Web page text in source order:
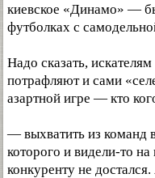
киевское «Динамо» —
футболках с
Надо сказать,
потрафляют и сами
азартной игре — кто
— выхватить из команд
которого и видели-то
конкуренту не